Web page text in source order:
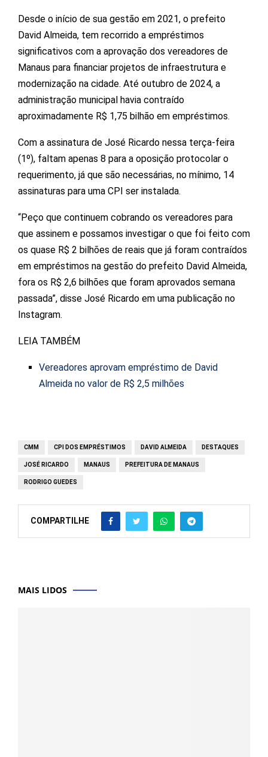
Desde o início de sua gestão em 2021, o prefeito
David Almeida, tem recorrido a empréstimos
significativos com a aprovação dos vereadores de
Manaus para financiar projetos de infraestrutura e
modernização na cidade. Até outubro de 2024, a
administração municipal havia contraído
aproximadamente R$ 1,75 bilhão em empréstimos.
Com a assinatura de José Ricardo nessa terça-feira
(1º), faltam apenas 8 para a oposição protocolar o
requerimento, já que são necessárias, no mínimo, 14
assinaturas para uma CPI ser instalada.
“Peço que continuem cobrando os vereadores para
que assinem e possamos investigar o que foi feito com
os quase R$ 2 bilhões de reais que já foram contraídos
em empréstimos na gestão do prefeito David Almeida,
fora os R$ 2,6 bilhões que foram aprovados semana
passada”, disse José Ricardo em uma publicação no
Instagram.
LEIA TAMBÉM
Vereadores aprovam empréstimo de David
Almeida no valor de R$ 2,5 milhões
CMM CPI DOS EMPRÉSTIMOS DAVID ALMEIDA DESTAQUES
JOSÉ RICARDO MANAUS PREFEITURA DE MANAUS
RODRIGO GUEDES
COMPARTILHE
MAIS LIDOS